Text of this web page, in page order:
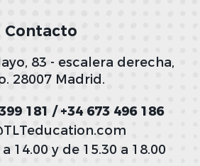
Contacto
83 - escalera derecha,
28007 Madrid.
181 / +34 673 496 186
14.00 y de 15.30 a 18.00